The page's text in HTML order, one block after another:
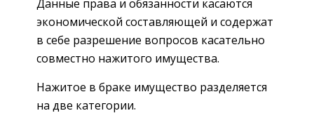
Данные права и обязанности касаются
экономической составляющей и содержат
в себе разрешение вопросов касательно
совместно нажитого имущества.
Нажитое в браке имущество разделяется
на две категории.